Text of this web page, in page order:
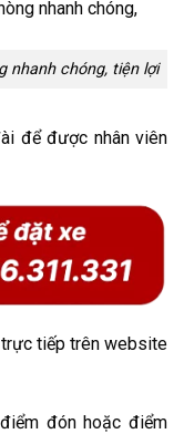
nhanh chóng, tiện lợi
để được nhân viên
tiếp trên website
đón hoặc điểm